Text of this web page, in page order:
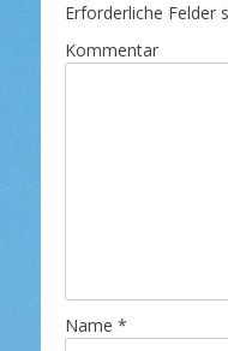
Erforderliche Felder
Kommentar
Name *